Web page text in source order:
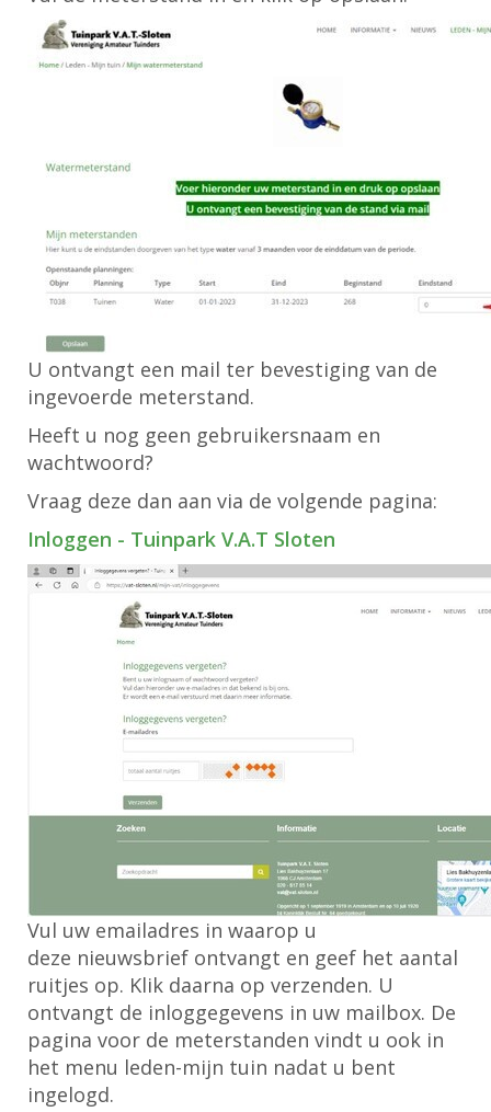
U ontvangt een mail ter bevestiging van de
ingevoerde meterstand.
Heeft u nog geen gebruikersnaam en
wachtwoord?
Vraag deze dan aan via de volgende pagina:
Inloggen - Tuinpark V.A.T Sloten
Vul uw emailadres in waarop u
deze nieuwsbrief ontvangt en geef het aantal
ruitjes op. Klik daarna op verzenden. U
ontvangt de inloggegevens in uw mailbox. De
pagina voor de meterstanden vindt u ook in
het menu leden-mijn tuin nadat u bent
ingelogd.